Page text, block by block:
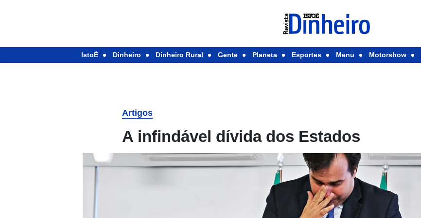
IstoÉ Dinheiro Dinheiro Rural Gente Planeta Esportes Menu Motorshow
Artigos
A infindável dívida dos Estados